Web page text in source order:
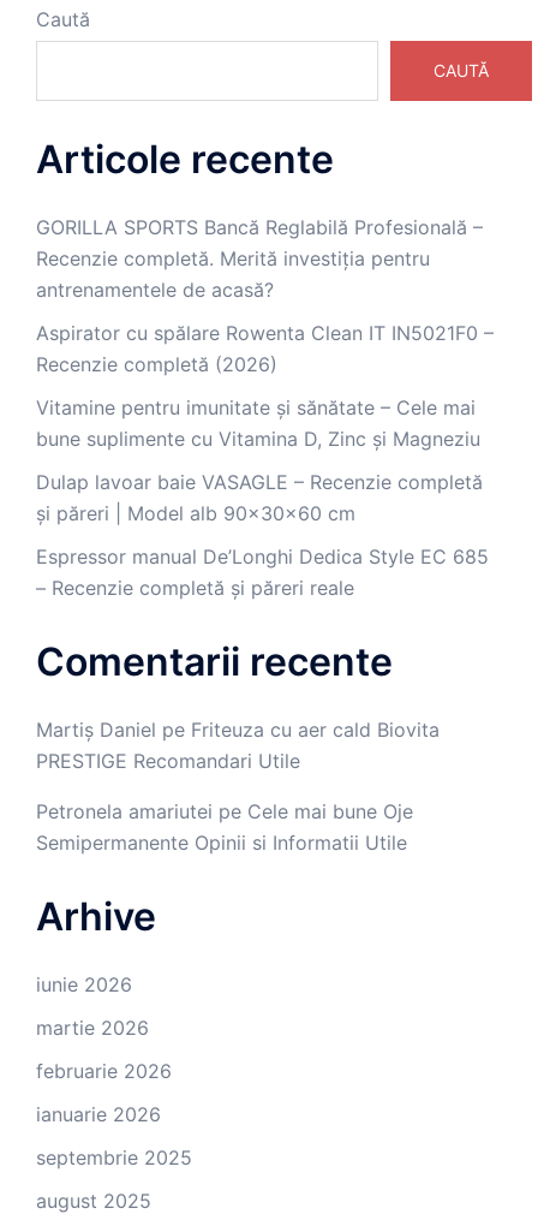
Caută
CAUTĂ
Articole recente
GORILLA SPORTS Bancă Reglabilă Profesională –
Recenzie completă. Merită investiția pentru
antrenamentele de acasă?
Aspirator cu spălare Rowenta Clean IT IN5021F0 –
Recenzie completă (2026)
Vitamine pentru imunitate și sănătate – Cele mai
bune suplimente cu Vitamina D, Zinc și Magneziu
Dulap lavoar baie VASAGLE – Recenzie completă
și păreri | Model alb 90x30x60 cm
Espressor manual De’Longhi Dedica Style EC 685
– Recenzie completă și păreri reale
Comentarii recente
Martiș Daniel pe Friteuza cu aer cald Biovita
PRESTIGE Recomandari Utile
Petronela amariutei pe Cele mai bune Oje
Semipermanente Opinii si Informatii Utile
Arhive
iunie 2026
martie 2026
februarie 2026
ianuarie 2026
septembrie 2025
august 2025